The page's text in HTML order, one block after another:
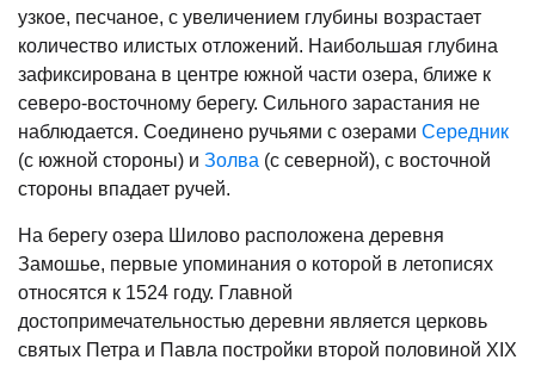
узкое, песчаное, с увеличением глубины возрастает
количество илистых отложений. Наибольшая глубина
зафиксирована в центре южной части озера, ближе к
северо-восточному берегу. Сильного зарастания не
наблюдается. Соединено ручьями с озерами Середник
(с южной стороны) и Золва (с северной), с восточной
стороны впадает ручей.
На берегу озера Шилово расположена деревня
Замошье, первые упоминания о которой в летописях
относятся к 1524 году. Главной
достопримечательностью деревни является церковь
святых Петра и Павла постройки второй половиной XIX